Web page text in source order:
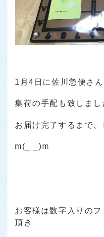
1月4日に佐川急便さ
集荷の手配も致しまし
お届け完了するまで、
m(_ _)m
お客様は数字入りの
頂き